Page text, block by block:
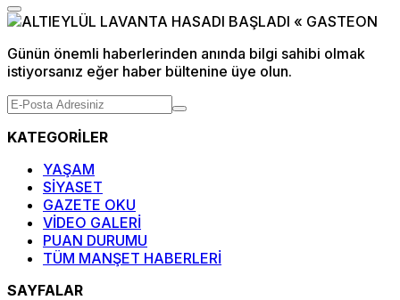
Günün önemli haberlerinden anında bilgi sahibi olmak
istiyorsanız eğer haber bültenine üye olun.
KATEGORİLER
YAŞAM
SİYASET
GAZETE OKU
VİDEO GALERİ
PUAN DURUMU
TÜM MANŞET HABERLERİ
SAYFALAR